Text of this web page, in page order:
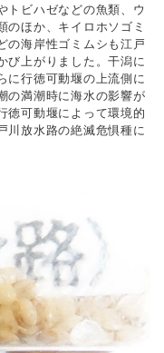
トビハゼなどの魚類、ウ
のほか、キイロホソゴミ
の海岸性ゴミムシも江戸
び上がりました。干潟に
に行徳可動堰の上流側に
の満潮時に海水の影響が
徳可動堰によって環境的
川放水路の絶滅危惧種に